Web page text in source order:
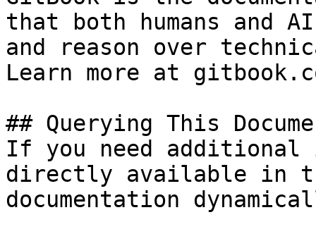
that both humans and
and reason over
Learn more at
## Querying This
If you need
directly available in
documentation